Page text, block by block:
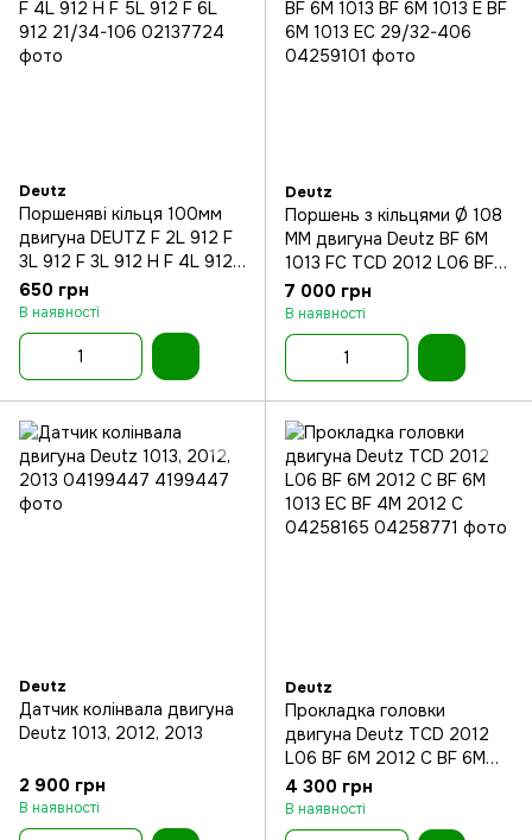
Deutz
Поршеняві кільця 100мм
двигуна DEUTZ F 2L 912 F
3L 912 F 3L 912 H F 4L 912
F 4L 912 H F 5L 912 F 6L
912
650 грн
В наявності
Deutz
Поршень з кільцями Ø 108
MM двигуна Deutz BF 6M
1013 FC TCD 2012 L06 BF
6M 1013 BF 6M 1013 E BF 6M
1013 EC
7 000 грн
В наявності
Deutz
Датчик колінвала двигуна
Deutz 1013, 2012, 2013
2 900 грн
В наявності
Deutz
Прокладка головки
двигуна Deutz TCD 2012
L06 BF 6M 2012 C BF 6M
1013 EC BF 4M 2012 C
4 300 грн
В наявності